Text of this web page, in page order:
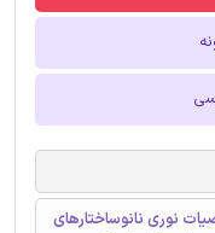
نوری نانوساختارهای